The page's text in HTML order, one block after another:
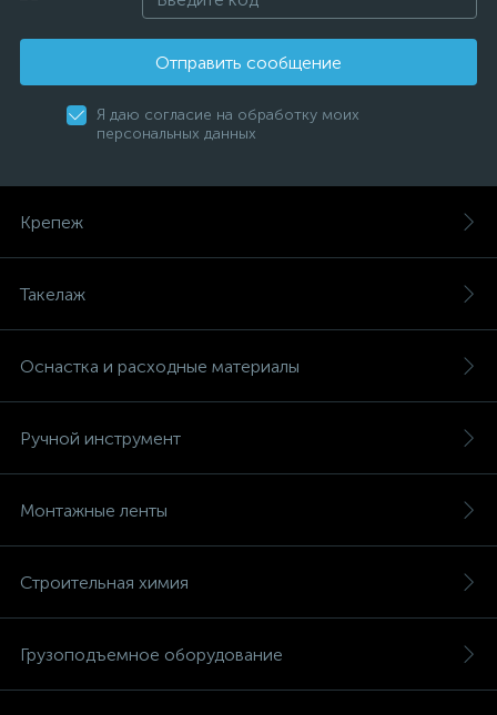
Отправить сообщение
Я даю согласие на обработку моих
персональных данных
Крепеж
Такелаж
Оснастка и расходные материалы
Ручной инструмент
Монтажные ленты
Строительная химия
Грузоподъемное оборудование